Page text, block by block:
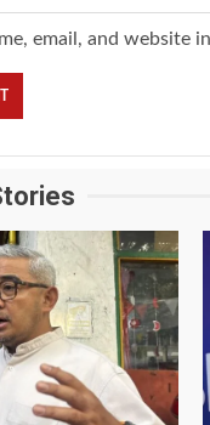
email, and website